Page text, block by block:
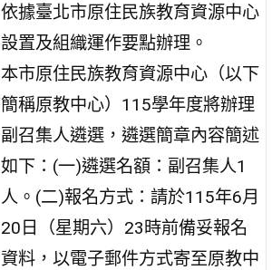
依據臺北市原住民族教育資源中心
設置及組織運作要點辦理。
本市原住民族教育資源中心（以下
簡稱原教中心）115學年度將辦理
副召集人遴選，遴選簡章內容簡述
如下：(一)遴選名額：副召集人1
人。(二)報名方式：請於115年6月
20日（星期六）23時前備妥報名
資料，以電子郵件方式寄至原教中